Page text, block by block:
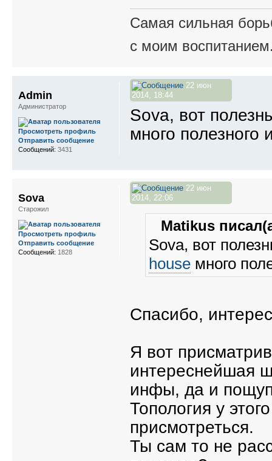
Самая сильная
с моим
22 июн
2014, 18:44
Sova, вот
много полезного
Admin
Администратор
Просмотреть профиль
Отправить сообщение
Сообщений: 3431
22 июн
2014, 22:06
Matikus
Sova, вот
house много
Спасибо,
Я вот
интереснейшая
инфы, да и
Топология у
присмотреться.
Ты сам то не
Sova
Старожил
Просмотреть профиль
Отправить сообщение
Сообщений: 1828